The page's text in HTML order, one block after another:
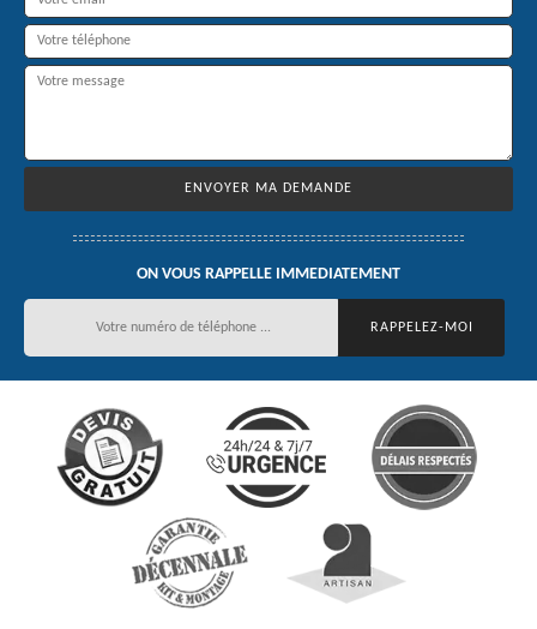
ON VOUS RAPPELLE IMMEDIATEMENT